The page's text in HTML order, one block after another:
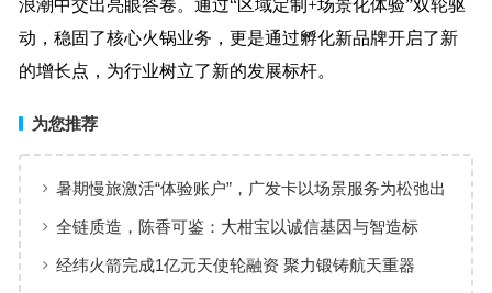
浪潮中交出亮眼答卷。通过“区域定制+场景化体验”双轮驱
动，稳固了核心火锅业务，更是通过孵化新品牌开启了新
的增长点，为行业树立了新的发展标杆。
为您推荐
暑期慢旅激活“体验账户”，广发卡以场景服务为松弛出
行添彩
全链质造，陈香可鉴：大柑宝以诚信基因与智造标
准，定义新会陈皮高质量发展
经纬火箭完成1亿元天使轮融资 聚力锻铸航天重器